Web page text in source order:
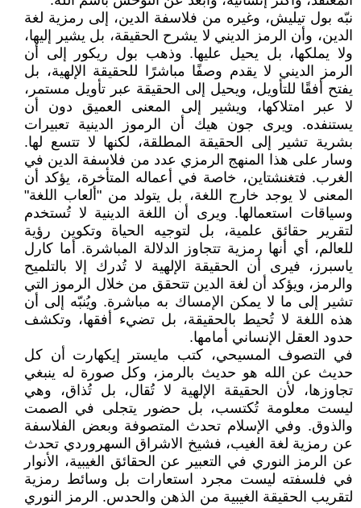
نبّه بول تيليش، وغيره من فلاسفة الدين، إلى رمزية لغة
الدين، وأن الرمز الديني لا يشرح الحقيقة، بل يشير إليها،
ولا يملكها، بل يحيل عليها. وذهب بول ريكور إلى أن
الرمز الديني لا يقدم وصفًا مباشرًا للحقيقة الإلهية، بل
يفتح أفقًا للتأويل، ويحيل إلى الحقيقة عبر تأويل مستمر،
لا عبر امتلاكها، ويشير إلى المعنى العميق دون أن
يستنفده. ويرى جون هيك أن الرموز الدينية تعبيرات
بشرية تشير إلى الحقيقة المطلقة، لكنها لا تتسع لها.
وسار على هذا المنهج الرمزي عدد من فلاسفة الدين في
الغرب. فتغنشتاين، خاصة في أعماله المتأخرة، يؤكد أن
المعنى لا يوجد خارج اللغة، بل يتولد من "ألعاب اللغة"
وسياقات استعمالها. ويرى أن اللغة الدينية لا تُستخدم
لتقرير حقائق علمية، بل لتوجيه الحياة وتكوين رؤية
للعالم، أي أنها رمزية تتجاوز الدلالة المباشرة. أما كارل
ياسبرز، فيرى أن الحقيقة الإلهية لا تُدرك إلا بالتلميح
والرمز، ويؤكد أن لغة الدين تتحقق من خلال الرموز التي
تشير إلى ما لا يمكن الإمساك به مباشرة. ويُنبّه إلى أن
هذه اللغة لا تُحيط بالحقيقة، بل تضيء أفقها، وتكشف
حدود العقل الإنساني أمامها.
في التصوف المسيحي، كتب مايستر إيكهارت أن كل
حديث عن الله هو حديث بالرمز، وكل صورة له ينبغي
تجاوزها، لأن الحقيقة الإلهية لا تُقال، بل تُذاق، وهي
ليست معلومة تُكتسب، بل حضور يتجلى في الصمت
والذوق. وفي الإسلام تحدث المتصوفة وبعض الفلاسفة
عن رمزية لغة الغيب، فشيخ الاشراق السهروردي تحدث
عن الرمز النوري في التعبير عن الحقائق الغيبية، الأنوار
في فلسفته ليست مجرد استعارات بل وسائط رمزية
لتقريب الحقيقة الغيبية من الذهن والحدس. الرمز النوري